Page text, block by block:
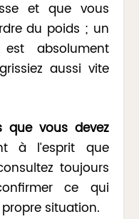
et que vous
du poids ; un
absolument
aussi vite
que vous devez
à l’esprit que
toujours
ce qui
situation.